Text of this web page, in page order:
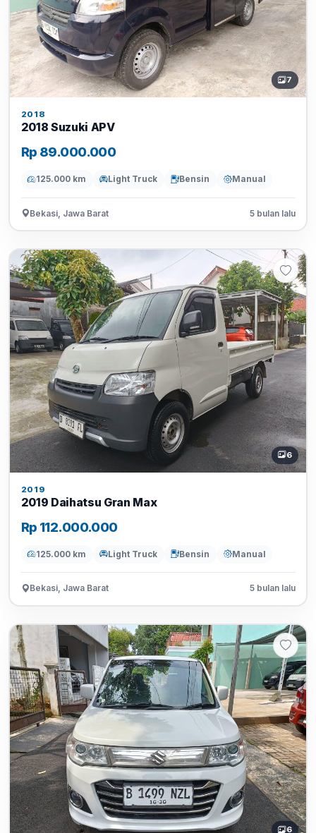
7
2018
2018 Suzuki APV
Rp 89.000.000
125.000 km Light Truck Bensin Manual
Bekasi, Jawa Barat 5 bulan lalu
6
2019
2019 Daihatsu Gran Max
Rp 112.000.000
125.000 km Light Truck Bensin Manual
Bekasi, Jawa Barat 5 bulan lalu
6